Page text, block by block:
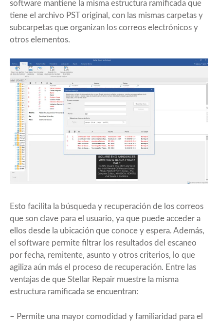
software mantiene la misma estructura ramificada que
tiene el archivo PST original, con las mismas carpetas y
subcarpetas que organizan los correos electrónicos y
otros elementos.
Esto facilita la búsqueda y recuperación de los correos
que son clave para el usuario, ya que puede acceder a
ellos desde la ubicación que conoce y espera. Además,
el software permite filtrar los resultados del escaneo
por fecha, remitente, asunto y otros criterios, lo que
agiliza aún más el proceso de recuperación. Entre las
ventajas de que Stellar Repair muestre la misma
estructura ramificada se encuentran:
– Permite una mayor comodidad y familiaridad para el